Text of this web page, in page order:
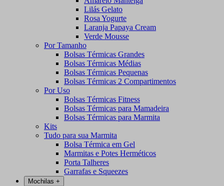
Lilás Gelato
Rosa Yogurte
Laranja Papaya Cream
Verde Mousse
Por Tamanho
Bolsas Térmicas Grandes
Bolsas Térmicas Médias
Bolsas Térmicas Pequenas
Bolsas Térmicas 2 Compartimentos
Por Uso
Bolsas Térmicas Fitness
Bolsas Térmicas para Mamadeira
Bolsas Térmicas para Marmita
Kits
Tudo para sua Marmita
Bolsa Térmica em Gel
Marmitas e Potes Herméticos
Porta Talheres
Garrafas e Squeezes
Mochilas +